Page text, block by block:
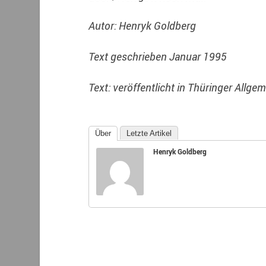
Autor: Henryk Goldberg
Text geschrieben Januar 1995
Text: veröffentlicht in Thüringer
Über Letzte Artikel
Henryk Goldberg